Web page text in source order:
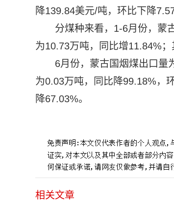
降139.84美元/吨，环比下降
分煤种来看，1-6月份，蒙
为10.73万吨，同比增11.84%
6月份，蒙古国烟煤出口量
为0.03万吨，同比降99.18%，
降67.03%。
相关文章